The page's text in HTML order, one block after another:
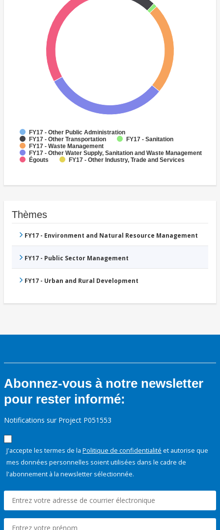
FY17 - Other Public Administration
FY17 - Other Transportation
FY17 - Sanitation
FY17 - Waste Management
FY17 - Other Water Supply, Sanitation and Waste Management
Égouts FY17 - Other Industry, Trade and Services
Thèmes
FY17 - Environment and Natural Resource Management
FY17 - Public Sector Management
FY17 - Urban and Rural Development
Abonnez-vous à notre newsletter
pour rester informé:
Notifications sur Project P051553
J'accepte les termes de la Politique de confidentialité et autorise que
mes données personnelles soient utilisées dans le cadre de
l'abonnement à la newsletter sélectionnée.